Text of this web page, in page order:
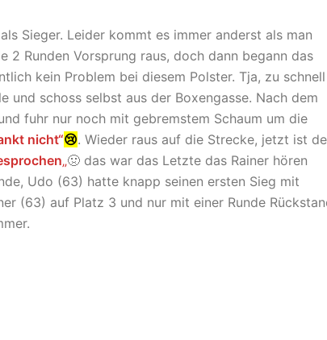
Sieger. Leider kommt es immer anderst als man
Runden Vorsprung raus, doch dann begann das
kein Problem bei diesem Polster. Tja, zu
und schoss selbst aus der Boxengasse. Nach dem
fuhr nur noch mit gebremstem Schaum um die
nicht“😢. Wieder raus auf die Strecke, jetzt ist
„🤢 das war das Letzte das Rainer hören
Udo (63) hatte knapp seinen ersten Sieg mit
(63) auf Platz 3 und nur mit einer Runde